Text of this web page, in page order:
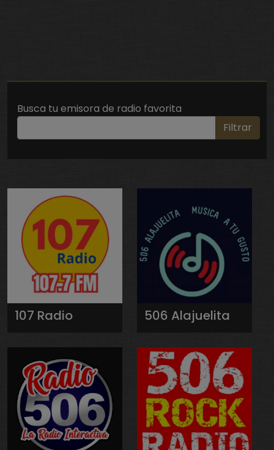
Busca tu emisora de radio favorita
Filtrar
107 Radio 506 Alajuelita